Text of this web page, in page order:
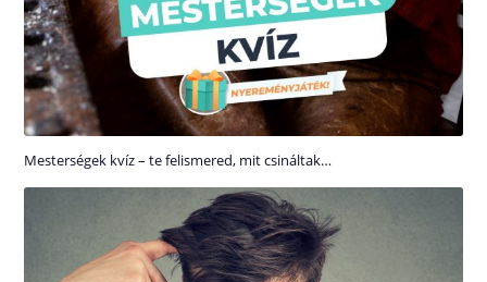
Mesterségek kvíz – te felismered, mit csináltak…